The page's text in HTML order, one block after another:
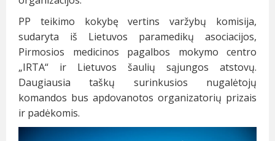
PP teikimo kokybę vertins varžybų komisija,
sudaryta iš Lietuvos paramedikų asociacijos,
Pirmosios medicinos pagalbos mokymo centro
„IRTA“ ir Lietuvos šaulių sąjungos atstovų.
Daugiausia taškų surinkusios nugalėtojų
komandos bus apdovanotos organizatorių prizais
ir padėkomis.